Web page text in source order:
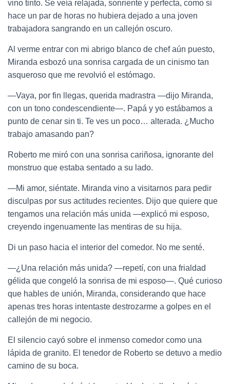
vino tinto. Se veía relajada, sonriente y perfecta, como si
hace un par de horas no hubiera dejado a una joven
trabajadora sangrando en un callejón oscuro.
Al verme entrar con mi abrigo blanco de chef aún puesto,
Miranda esbozó una sonrisa cargada de un cinismo tan
asqueroso que me revolvió el estómago.
—Vaya, por fin llegas, querida madrastra —dijo Miranda,
con un tono condescendiente—. Papá y yo estábamos a
punto de cenar sin ti. Te ves un poco… alterada. ¿Mucho
trabajo amasando pan?
Roberto me miró con una sonrisa cariñosa, ignorante del
monstruo que estaba sentado a su lado.
—Mi amor, siéntate. Miranda vino a visitarnos para pedir
disculpas por sus actitudes recientes. Dijo que quiere que
tengamos una relación más unida —explicó mi esposo,
creyendo ingenuamente las mentiras de su hija.
Di un paso hacia el interior del comedor. No me senté.
—¿Una relación más unida? —repetí, con una frialdad
gélida que congeló la sonrisa de mi esposo—. Qué curioso
que hables de unión, Miranda, considerando que hace
apenas tres horas intentaste destrozarme a golpes en el
callejón de mi negocio.
El silencio cayó sobre el inmenso comedor como una
lápida de granito. El tenedor de Roberto se detuvo a medio
camino de su boca.